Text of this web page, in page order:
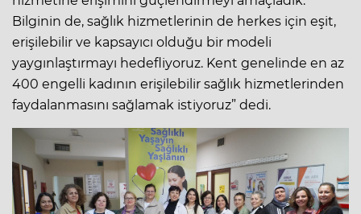
Bilginin de, sağlık hizmetlerinin de herkes için eşit,
erişilebilir ve kapsayıcı olduğu bir modeli
yaygınlaştırmayı hedefliyoruz. Kent genelinde en az
400 engelli kadının erişilebilir sağlık hizmetlerinden
faydalanmasını sağlamak istiyoruz” dedi.